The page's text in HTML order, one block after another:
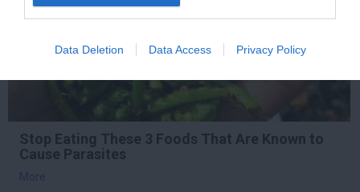
Data Deletion Data Access Privacy Policy
Stop Eating These 3 Foods That Are Known to
Cause Parasites
More